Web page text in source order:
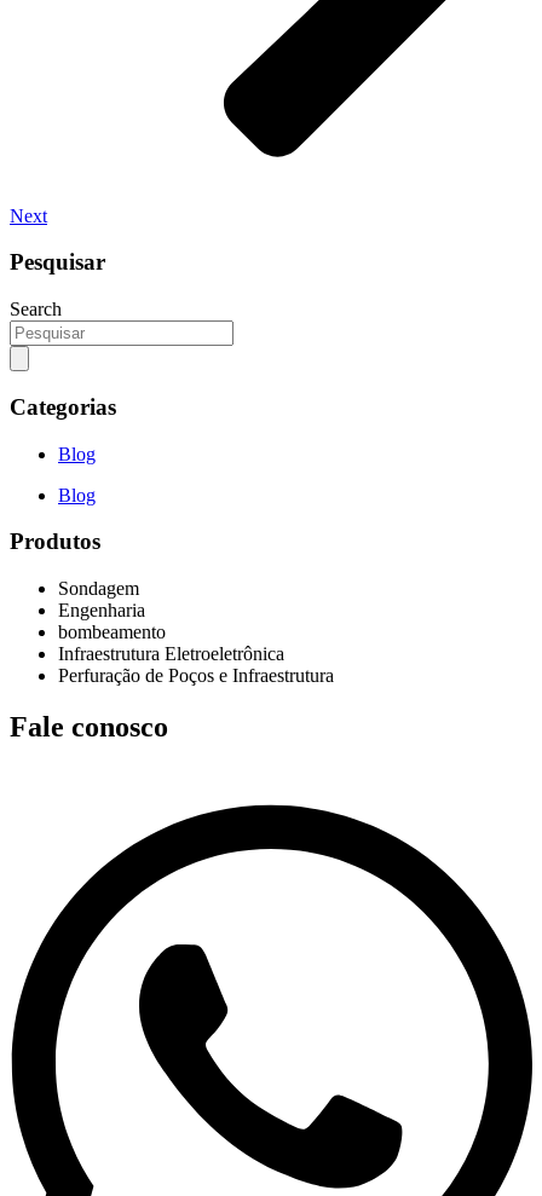
Next
Pesquisar
Search
Categorias
Blog
Blog
Produtos
Sondagem
Engenharia
bombeamento
Infraestrutura Eletroeletrônica
Perfuração de Poços e Infraestrutura
Fale conosco